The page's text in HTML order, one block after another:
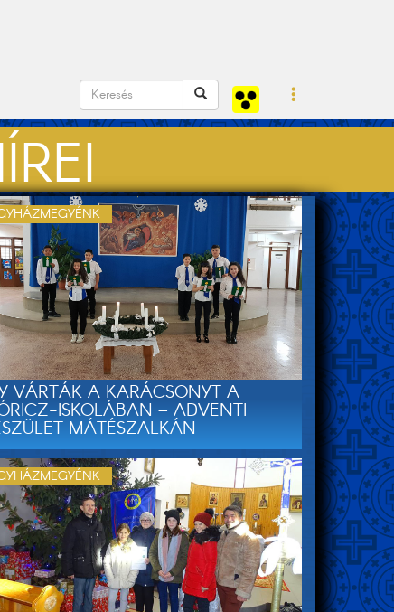
VÁRTÁK A KARÁCSONYT A
ISKOLÁBAN – ADVENTI
MÁTÉSZALKÁN